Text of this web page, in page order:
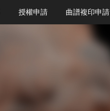
授權申請 曲譜複印申請